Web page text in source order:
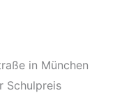
in München
Schulpreis